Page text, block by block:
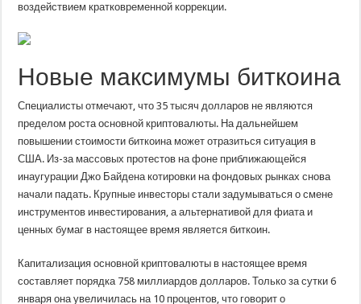
воздействием кратковременной коррекции.
Новые максимумы биткоина
Специалисты отмечают, что 35 тысяч долларов не являются
пределом роста основной криптовалюты. На дальнейшем
повышении стоимости биткоина может отразиться ситуация в
США. Из-за массовых протестов на фоне приближающейся
инаугурации Джо Байдена котировки на фондовых рынках снова
начали падать. Крупные инвесторы стали задумываться о смене
инструментов инвестирования, а альтернативой для фиата и
ценных бумаг в настоящее время является биткоин.
Капитализация основной криптовалюты в настоящее время
составляет порядка 758 миллиардов долларов. Только за сутки 6
января она увеличилась на 10 процентов, что говорит о